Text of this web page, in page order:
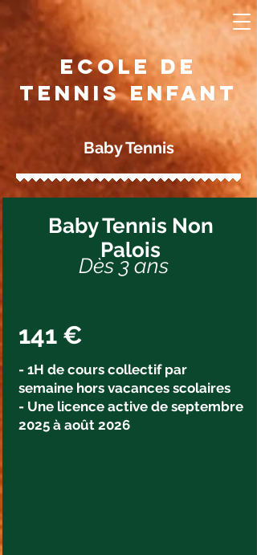
Ecole de
tennis enfant
Baby Tennis
Baby Tennis Non
Palois
Dès 3 ans
141 €
- 1H de cours collectif par
semaine hors vacances scolaires
- Une licence active de septembre
2025 à août 2026